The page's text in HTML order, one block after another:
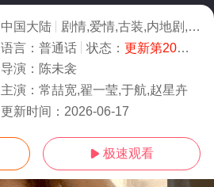
中国大陆
剧情,爱情,古装,内地剧,内地
语言： 普通话 状态： 更新第20集
导演： 陈未衾
主演： 常喆宽,翟一莹,于航,赵星卉
更新时间： 2026-06-17
 极速观看